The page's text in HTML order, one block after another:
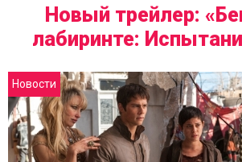
Новый трейлер:
лабиринте:
Новости